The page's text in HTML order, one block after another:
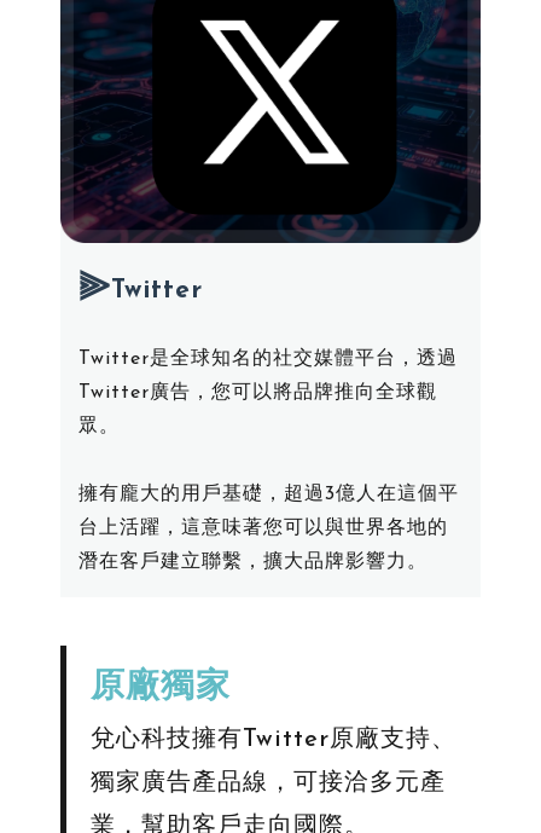
⫸Twitter
Twitter是全球知名的社交媒體平台，透過
Twitter廣告，您可以將品牌推向全球觀
眾。
擁有龐大的用戶基礎，超過3億人在這個平
台上活躍，這意味著您可以與世界各地的
潛在客戶建立聯繫，擴大品牌影響力。
​原廠獨家
兌心科技擁有Twitter原廠支持、
獨家廣告產品線，可接洽多元產
業，幫助客戶走向國際。